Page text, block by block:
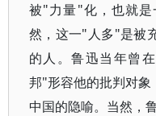
被"力量"化，也就
然，这一"人多"是被
的人。鲁迅当年曾
邦"形容他的批判对
中国的隐喻。当然，